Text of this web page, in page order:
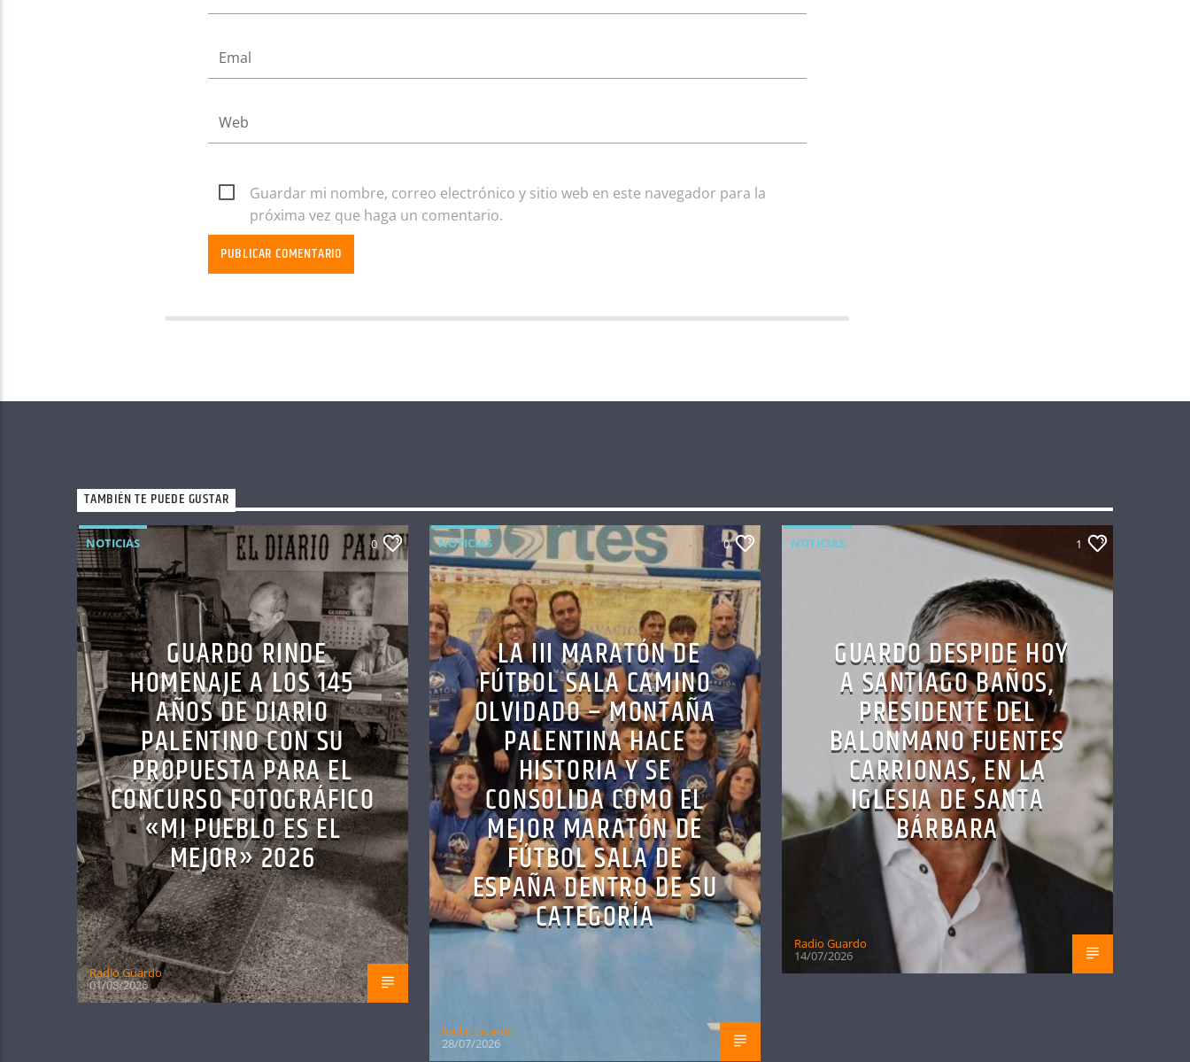
Guardar mi nombre, correo electrónico y sitio web en este navegador para la
próxima vez que haga un comentario.
TAMBIÉN TE PUEDE GUSTAR
NOTICIAS 0
GUARDO RINDE
HOMENAJE A LOS 145
AÑOS DE DIARIO
PALENTINO CON SU
PROPUESTA PARA EL
CONCURSO FOTOGRÁFICO
«MI PUEBLO ES EL
MEJOR» 2026
Radio Guardo
01/08/2026
NOTICIAS 0
LA III MARATÓN DE
FÚTBOL SALA CAMINO
OLVIDADO – MONTAÑA
PALENTINA HACE
HISTORIA Y SE
CONSOLIDA COMO EL
MEJOR MARATÓN DE
FÚTBOL SALA DE
ESPAÑA DENTRO DE SU
CATEGORÍA
Radio Guardo
28/07/2026
NOTICIAS 1
GUARDO DESPIDE HOY
A SANTIAGO BAÑOS,
PRESIDENTE DEL
BALONMANO FUENTES
CARRIONAS, EN LA
IGLESIA DE SANTA
BÁRBARA
Radio Guardo
14/07/2026